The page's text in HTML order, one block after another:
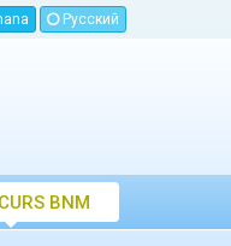
Русский
BNM